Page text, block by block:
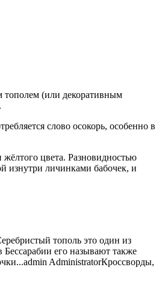
тополем (или декоративным
слово осокорь, особенно в
цвета. Разновидностью
изнутри личинками бабочек, и
тополь это один из
его называют также
admin AdministratorКроссворды,